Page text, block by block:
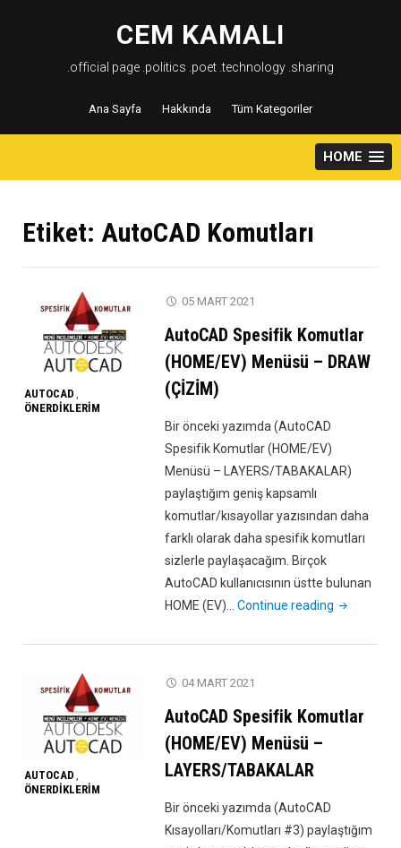
content
CEM KAMALI
.official page .politics .poet .technology .sharing
Ana Sayfa Hakkında Tüm Kategoriler
HOME
Etiket: AutoCAD Komutları
AUTOCAD ,
ÖNERDIKLERIM
05 MART 2021
AutoCAD Spesifik Komutlar
(HOME/EV) Menüsü – DRAW
(ÇİZİM)
Bir önceki yazımda (AutoCAD
Spesifik Komutlar (HOME/EV)
Menüsü – LAYERS/TABAKALAR)
paylaştığım geniş kapsamlı
komutlar/kısayollar yazısından daha
farklı olarak daha spesifik komutları
sizlerle paylaşacağım. Birçok
AutoCAD kullanıcısının üstte bulunan
HOME (EV)…Continue reading "AutoCAD
Komutlar
–
AUTOCAD ,
ÖNERDIKLERIM
04 MART 2021
AutoCAD Spesifik Komutlar
(HOME/EV) Menüsü –
LAYERS/TABAKALAR
Bir önceki yazımda (AutoCAD
Kısayolları/Komutları #3) paylaştığım